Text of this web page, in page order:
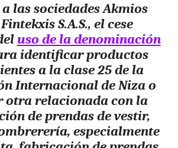
las sociedades Akmios
Fintekxis S.A.S., el cese
uso de la denominación
identificar productos
a la clase 25 de la
Internacional de Niza o
otra relacionada con la
de prendas de vestir,
especialmente